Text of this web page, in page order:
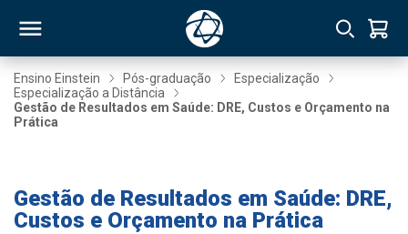
Ensino Einstein Pós-graduação
Especialização
Especialização a Distância
Gestão de Resultados em Saúde: DRE, Custos e Orçamento na
Prática
Gestão de Resultados em Saúde: DRE,
Custos e Orçamento na Prática